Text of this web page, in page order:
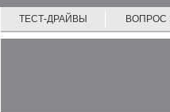
ТЕСТ-ДРАЙВЫ ВОПРОС